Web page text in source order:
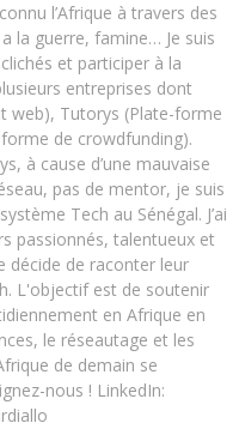
l’Afrique à travers des
la guerre, famine… Je suis
et participer à la
entreprises dont
web), Tutorys (Plate-forme
de crowdfunding).
à cause d’une mauvaise
pas de mentor, je suis
Tech au Sénégal. J’ai
passionnés, talentueux et
décide de raconter leur
L'objectif est de soutenir
en Afrique en
le réseautage et les
de demain se
nous ! LinkedIn: